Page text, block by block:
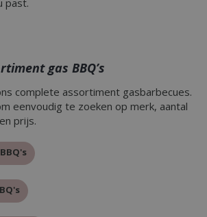
gas BBQ’s
complete assortiment gasbarbecues.
eenvoudig te zoeken op merk, aantal
prijs.